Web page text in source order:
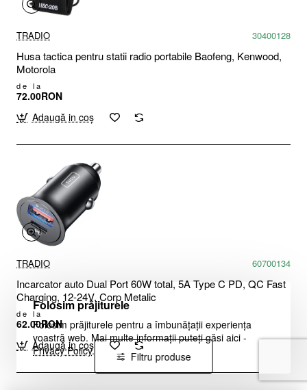
Folosim prăjiturele
Folosim prăjiturele pentru a îmbunățații experiența
voastră web. Mai multe informații puteți găsi aici -
Privacy Policy.
TRADIO 30400128
Husa tactica pentru statii radio portabile Baofeng, Kenwood,
Motorola
de la
72.00RON
Adaugă in coş
TRADIO 60700134
Incarcator auto Dual Port 60W total, 5A Type C PD, QC Fast
Charging, 12-24V, Corp Metalic
de la
62.00RON
Adaugă in coş
Filtru produse